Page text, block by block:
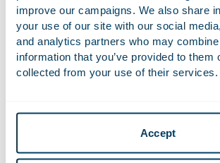
improve our campaigns. We also share
your use of our site with our social
and analytics partners who may
information that you’ve provided to them
collected from your use of their services.
Accept
Nieuws
9 oktober 2025
Collectieve actie tegen TikTok: Hof
oordeelt over rechtsmacht,
immateriële schade en andere
ontvankelijkheidsvragen onder de
Nieuws
5 augustus 2025
Recente ontwikkelingen in
gegevensbescherming augustus 2025